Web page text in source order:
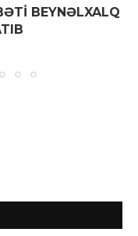
BEYNƏLXALQ